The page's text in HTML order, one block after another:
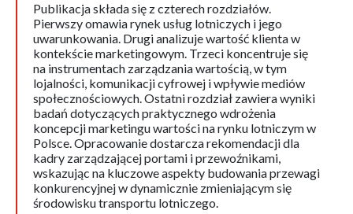
Publikacja składa się z czterech rozdziałów.
Pierwszy omawia rynek usług lotniczych i jego
uwarunkowania. Drugi analizuje wartość klienta w
kontekście marketingowym. Trzeci koncentruje się
na instrumentach zarządzania wartością, w tym
lojalności, komunikacji cyfrowej i wpływie mediów
społecznościowych. Ostatni rozdział zawiera wyniki
badań dotyczących praktycznego wdrożenia
koncepcji marketingu wartości na rynku lotniczym w
Polsce. Opracowanie dostarcza rekomendacji dla
kadry zarządzającej portami i przewoźnikami,
wskazując na kluczowe aspekty budowania przewagi
konkurencyjnej w dynamicznie zmieniającym się
środowisku transportu lotniczego.